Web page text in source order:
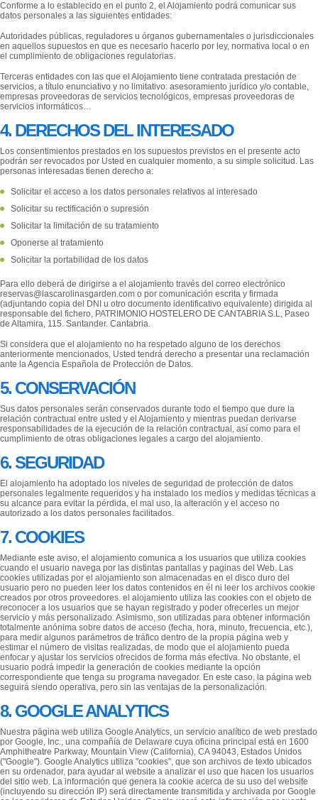
Conforme a lo establecido en el punto 2, el Alojamiento podrá comunicar sus
datos personales a las siguientes entidades:
Autoridades públicas, reguladores u órganos gubernamentales o jurisdiccionales
en aquellos supuestos en que es necesario hacerlo por ley, normativa local o en
el cumplimiento de obligaciones regulatorias.
Terceras entidades con las que el Alojamiento tiene contratada prestación de
servicios, a título enunciativo y no limitativo: asesoramiento jurídico y/o contable,
empresas proveedoras de servicios tecnológicos, empresas proveedoras de
servicios informáticos…
4. DERECHOS DEL INTERESADO
Los consentimientos prestados en los supuestos previstos en el presente acto
podrán ser revocados por Usted en cualquier momento, a su simple solicitud. Las
personas interesadas tienen derecho a:
Solicitar el acceso a los datos personales relativos al interesado
Solicitar su rectificación o supresión
Solicitar la limitación de su tratamiento
Oponerse al tratamiento
Solicitar la portabilidad de los datos
Para ello deberá de dirigirse a el alojamiento través del correo electrónico
reservas@lascarolinasgarden.com o por comunicación escrita y firmada
(adjuntando copia del DNI u otro documento identificativo equivalente) dirigida al
responsable del fichero, PATRIMONIO HOSTELERO DE CANTABRIA S.L, Paseo
de Altamira, 115. Santander. Cantabria.
Si considera que el alojamiento no ha respetado alguno de los derechos
anteriormente mencionados, Usted tendrá derecho a presentar una reclamación
ante la Agencia Española de Protección de Datos.
5. CONSERVACIÓN
Sus datos personales serán conservados durante todo el tiempo que dure la
relación contractual entre usted y el Alojamiento y mientras puedan derivarse
responsabilidades de la ejecución de la relación contractual, así como para el
cumplimiento de otras obligaciones legales a cargo del alojamiento.
6. SEGURIDAD
El alojamiento ha adoptado los niveles de seguridad de protección de datos
personales legalmente requeridos y ha instalado los medios y medidas técnicas a
su alcance para evitar la pérdida, el mal uso, la alteración y el acceso no
autorizado a los datos personales facilitados.
7. COOKIES
Mediante este aviso, el alojamiento comunica a los usuarios que utiliza cookies
cuando el usuario navega por las distintas pantallas y paginas del Web. Las
cookies utilizadas por el alojamiento son almacenadas en el disco duro del
usuario pero no pueden leer los datos contenidos en él ni leer los archivos cookie
creados por otros proveedores. el alojamiento utiliza las cookies con el objeto de
reconocer a los usuarios que se hayan registrado y poder ofrecerles un mejor
servicio y más personalizado. Asimismo, son utilizadas para obtener información
totalmente anónima sobre datos de acceso (fecha, hora, minuto, frecuencia, etc.),
para medir algunos parámetros de tráfico dentro de la propia página web y
estimar el número de visitas realizadas, de modo que el alojamiento pueda
enfocar y ajustar los servicios ofrecidos de forma más efectiva. No obstante, el
usuario podrá impedir la generación de cookies mediante la opción
correspondiente que tenga su programa navegador. En este caso, la página web
seguirá siendo operativa, pero sin las ventajas de la personalización.
8. GOOGLE ANALYTICS
Nuestra página web utiliza Google Analytics, un servicio analítico de web prestado
por Google, Inc., una compañía de Delaware cuya oficina principal está en 1600
Amphitheatre Parkway, Mountain View (California), CA 94043, Estados Unidos
("Google"). Google Analytics utiliza "cookies", que son archivos de texto ubicados
en su ordenador, para ayudar al website a analizar el uso que hacen los usuarios
del sitio web. La información que genera la cookie acerca de su uso del website
(incluyendo su dirección IP) será directamente transmitida y archivada por Google